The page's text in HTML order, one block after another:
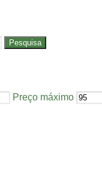
Pesquisa
Preço máximo